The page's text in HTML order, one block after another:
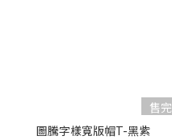
售完
圖騰字樣寬版帽T-黑紫